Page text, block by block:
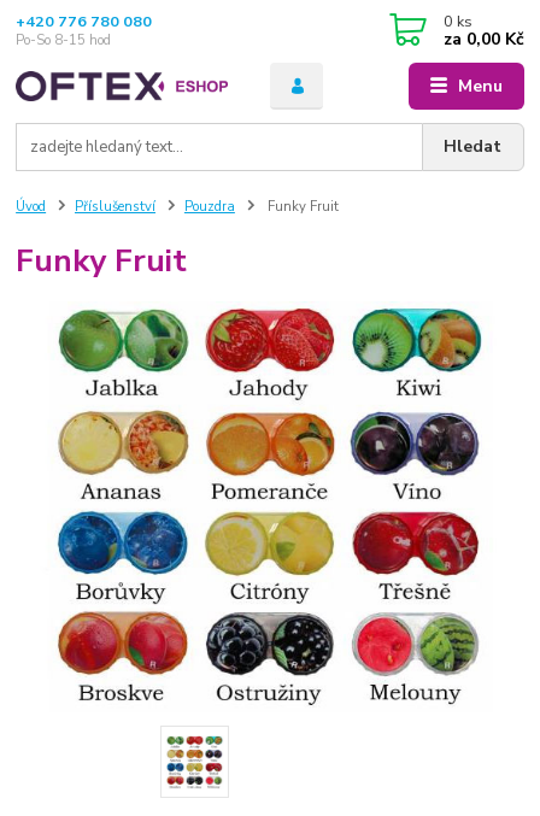
Menu
Hledat
+420 776 780 080
Po-So 8-15 hod
0 ks
za 0,00 Kč
Úvod Příslušenství Pouzdra Funky Fruit
Funky Fruit